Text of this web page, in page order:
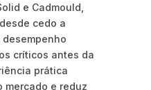
e Cadmould,
cedo a
críticos antes da
prática
mercado e reduz